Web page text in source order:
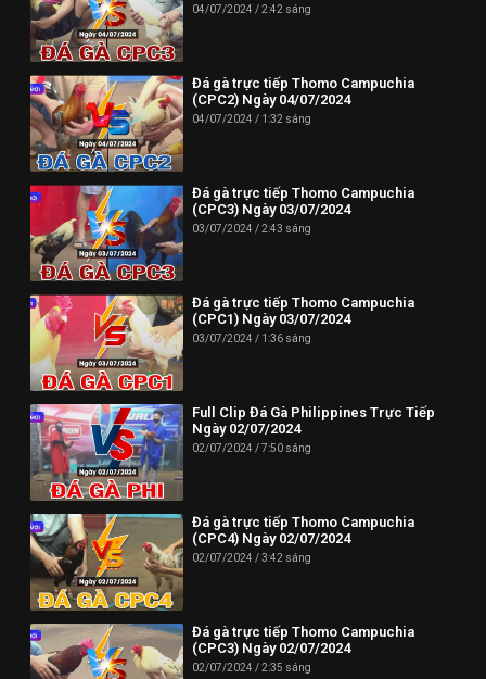
04/07/2024 2:42 sáng
Đá gà trực tiếp Thomo Campuchia
(CPC2) Ngày 04/07/2024
04/07/2024 1:32 sáng
Đá gà trực tiếp Thomo Campuchia
(CPC3) Ngày 03/07/2024
03/07/2024 2:43 sáng
Đá gà trực tiếp Thomo Campuchia
(CPC1) Ngày 03/07/2024
03/07/2024 1:36 sáng
Full Clip Đá Gà Philippines Trực Tiếp
Ngày 02/07/2024
02/07/2024 7:50 sáng
Đá gà trực tiếp Thomo Campuchia
(CPC4) Ngày 02/07/2024
02/07/2024 3:42 sáng
Đá gà trực tiếp Thomo Campuchia
(CPC3) Ngày 02/07/2024
02/07/2024 2:35 sáng